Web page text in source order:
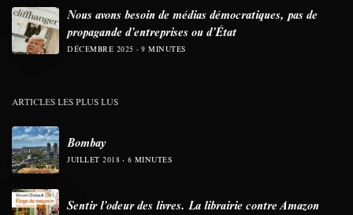
Nous avons besoin de médias démocratiques, pas de
propagande d’entreprises ou d’État
DÉCEMBRE 2025 9 MINUTES
ARTICLES LES PLUS LUS
Bombay
JUILLET 2018 6 MINUTES
Sentir l’odeur des livres. La librairie contre Amazon